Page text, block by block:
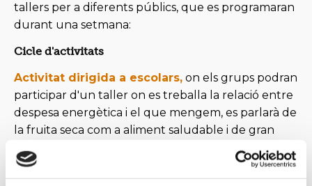
tallers per a diferents públics, que es programaran
durant una setmana:
Cicle d'activitats
Activitat dirigida a escolars, on els grups podran
participar d'un taller on es treballa la relació entre
despesa energètica i el que mengem, es parlarà de
la fruita seca com a aliment saludable i de gran
aportació energètica i s'acabarà elaborant una
recepta senzilla.